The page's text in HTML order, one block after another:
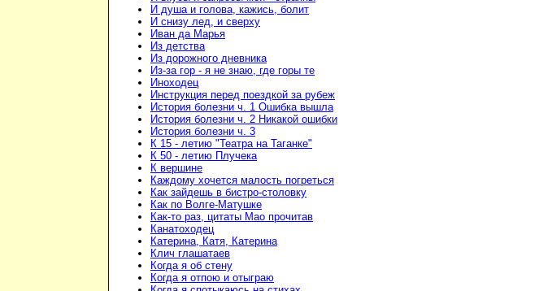
И душа и голова, кажись, болит
И снизу лед, и сверху
Иван да Марья
Из детства
Из дорожного дневника
Из-за гор - я не знаю, где горы те
Иноходец
Инструкция перед поездкой за рубеж
История болезни ч. 1 Ошибка вышла
История болезни ч. 2 Никакой ошибки
История болезни ч. 3
К 15 - летию "Театра на Таганке"
К 50 - летию Плучека
К вершине
Каждому хочется малость погреться
Как зайдешь в бистро-столовку
Как по Волге-Матушке
Как-то раз, цитаты Мао прочитав
Канатоходец
Катерина, Катя, Катерина
Клич глашатаев
Когда я об стену
Когда я отпою и отыграю